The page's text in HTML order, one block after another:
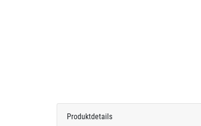
Produktdetails